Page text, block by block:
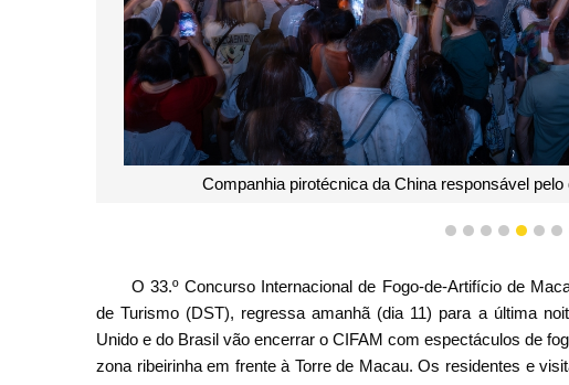
Companhia pirotécnica de Portugal
1 2 3 4 5 6 7
O 33.º Concurso Internacional de Fogo-de-Artifício de
de Turismo (DST), regressa amanhã (dia 11) para a última
Unido e do Brasil vão encerrar o CIFAM com espectáculos de
zona ribeirinha em frente à Torre de Macau. Os residentes e